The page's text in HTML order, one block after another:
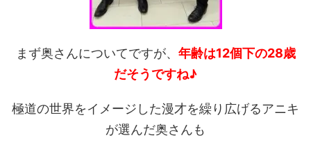
まず奥さんについてですが、 年齢は12個下の28歳
だそうですね♪
極道の世界をイメージした漫才を繰り広げるアニキ
が選んだ奥さんも